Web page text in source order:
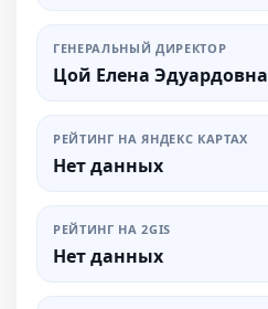
ГЕНЕРАЛЬНЫЙ ДИРЕКТОР
Цой Елена Эдуардовна
РЕЙТИНГ НА ЯНДЕКС КАРТАХ
Нет данных
РЕЙТИНГ НА 2GIS
Нет данных